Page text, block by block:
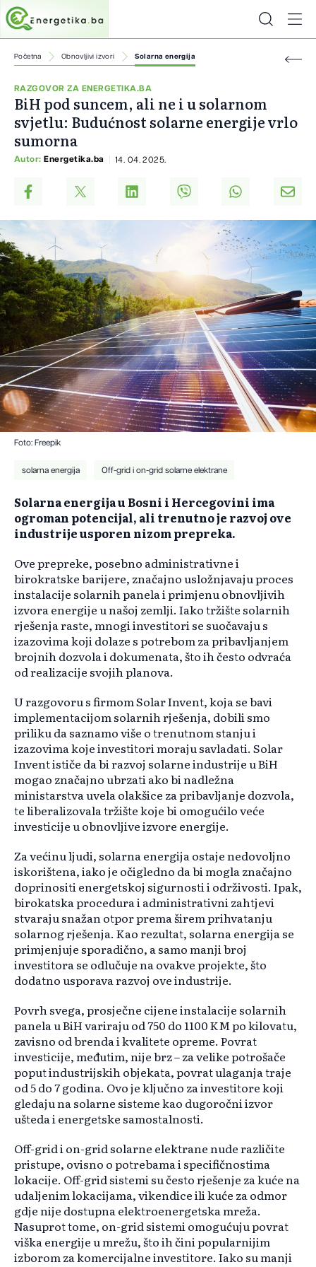
Početna Obnovljivi izvori Solarna energija
RAZGOVOR ZA ENERGETIKA.BA
BiH pod suncem, ali ne i u solarnom
svjetlu: Budućnost solarne energije vrlo
sumorna
Autor: Energetika.ba 14. 04. 2025.
Foto: Freepik
solarna energija Off-grid i on-grid solarne elektrane
Solarna energija u Bosni i Hercegovini ima
ogroman potencijal, ali trenutno je razvoj ove
industrije usporen nizom prepreka.
Ove prepreke, posebno administrativne i
birokratske barijere, značajno usložnjavaju proces
instalacije solarnih panela i primjenu obnovljivih
izvora energije u našoj zemlji. Iako tržište solarnih
rješenja raste, mnogi investitori se suočavaju s
izazovima koji dolaze s potrebom za pribavljanjem
brojnih dozvola i dokumenata, što ih često odvraća
od realizacije svojih planova.
U razgovoru s firmom Solar Invent, koja se bavi
implementacijom solarnih rješenja, dobili smo
priliku da saznamo više o trenutnom stanju i
izazovima koje investitori moraju savladati. Solar
Invent ističe da bi razvoj solarne industrije u BiH
mogao značajno ubrzati ako bi nadležna
ministarstva uvela olakšice za pribavljanje dozvola,
te liberalizovala tržište koje bi omogućilo veće
investicije u obnovljive izvore energije.
Za većinu ljudi, solarna energija ostaje nedovoljno
iskorištena, iako je očigledno da bi mogla značajno
doprinositi energetskoj sigurnosti i održivosti. Ipak,
birokatska procedura i administrativni zahtjevi
stvaraju snažan otpor prema širem prihvatanju
solarnog rješenja. Kao rezultat, solarna energija se
primjenjuje sporadično, a samo manji broj
investitora se odlučuje na ovakve projekte, što
dodatno usporava razvoj ove industrije.
Povrh svega, prosječne cijene instalacije solarnih
panela u BiH variraju od 750 do 1100 KM po kilovatu,
zavisno od brenda i kvalitete opreme. Povrat
investicije, međutim, nije brz – za velike potrošače
poput industrijskih objekata, povrat ulaganja traje
od 5 do 7 godina. Ovo je ključno za investitore koji
gledaju na solarne sisteme kao dugoročni izvor
ušteda i energetske samostalnosti.
Off-grid i on-grid solarne elektrane nude različite
pristupe, ovisno o potrebama i specifičnostima
lokacije. Off-grid sistemi su često rješenje za kuće na
udaljenim lokacijama, vikendice ili kuće za odmor
gdje nije dostupna elektroenergetska mreža.
Nasuprot tome, on-grid sistemi omogućuju povrat
viška energije u mrežu, što ih čini popularnijim
izborom za komercijalne investitore. Iako su manji